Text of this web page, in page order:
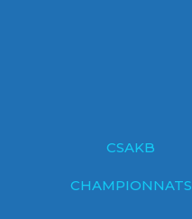
CSAKB
CHAMPIONNATS